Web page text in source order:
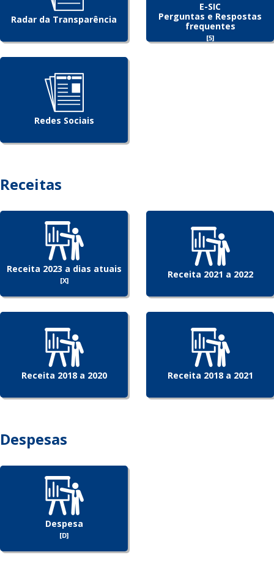
Radar da Transparência
E-SIC
Perguntas e Respostas
frequentes
[5]
Redes Sociais
Receitas
Receita 2023 a dias atuais
[X]
Receita 2021 a 2022
Receita 2018 a 2020 Receita 2018 a 2021
Despesas
Despesa
[D]